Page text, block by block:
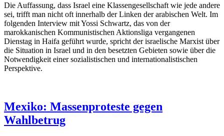
Die Auffassung, dass Israel eine Klassengesellschaft wie jede andere
sei, trifft man nicht oft innerhalb der Linken der arabischen Welt. Im
folgenden Interview mit Yossi Schwartz, das von der
marokkanischen Kommunistischen Aktionsliga vergangenen
Dienstag in Haifa geführt wurde, spricht der israelische Marxist über
die Situation in Israel und in den besetzten Gebieten sowie über die
Notwendigkeit einer sozialistischen und internationalistischen
Perspektive.
Mexiko: Massenproteste gegen
Wahlbetrug